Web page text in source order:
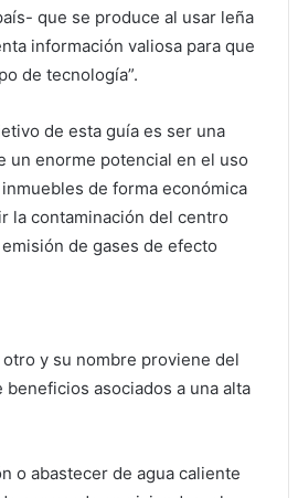
que se produce al usar leña
información valiosa para que
de tecnología”.
de esta guía es ser una
un enorme potencial en el uso
de forma económica
la contaminación del centro
de gases de efecto
y su nombre proviene del
asociados a una alta
o abastecer de agua caliente